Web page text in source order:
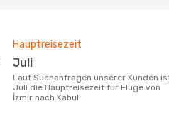
Hauptreisezeit
Juli
Laut Suchanfragen unserer Kunden ist
Juli die Hauptreisezeit für Flüge von
İzmir nach Kabul